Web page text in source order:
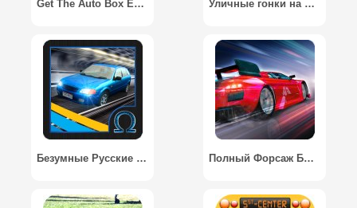
Get The Auto Box Edition / Быстрые Гонки в Кубе Уличные гонки на мотоциклах 3D / Street Moto Race 3D
Безумные Русские Гонки / Crazy Russian Race Полный Форсаж Быстрые Гонки / Real Racing Nitro City